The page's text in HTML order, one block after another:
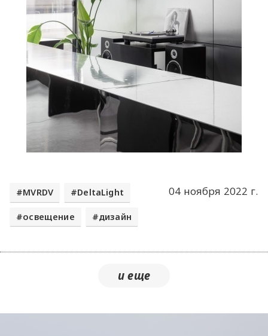
04 ноября 2022 г.
MVRDV DeltaLight
освещение дизайн